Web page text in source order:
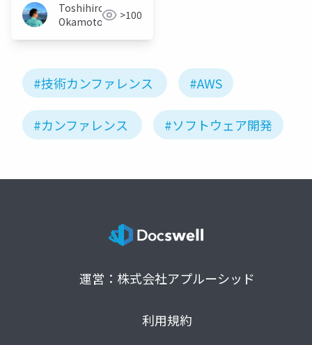
Toshihiro
Okamoto
>100
#技術カンファレンス #AWS
#カンファレンス #ソフトウェア開発
運営：株式会社アプルーシッド
利用規約